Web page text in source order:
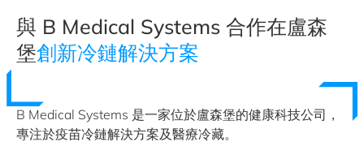
與 B Medical Systems 合作在盧森
堡創新冷鏈解決方案
B Medical Systems 是一家位於盧森堡的健康科技公司，
專注於疫苗冷鏈解決方案及醫療冷藏。